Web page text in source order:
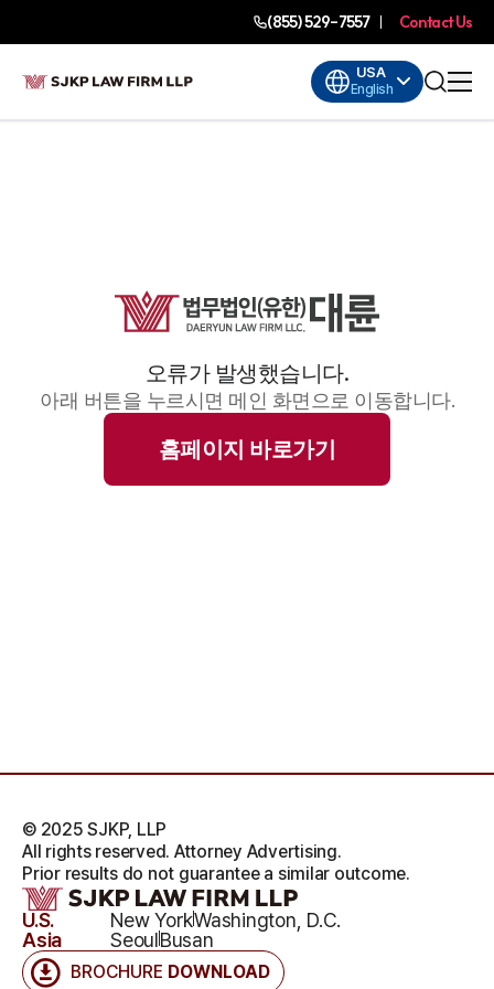
(855) 529-7557 Contact Us
USA
English
오류가 발생했습니다.
아래 버튼을 누르시면 메인 화면으로 이동합니다.
홈페이지 바로가기
BROCHURE DOWNLOAD
U.S. New YorkWashington, D.C.
Asia
SeoulBusan
© 2025 SJKP, LLP
All rights reserved. Attorney Advertising.
Prior results do not guarantee a similar outcome.